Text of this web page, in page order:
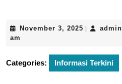
November 3, 2025 November
admin
am
Categories: Informasi Terkini